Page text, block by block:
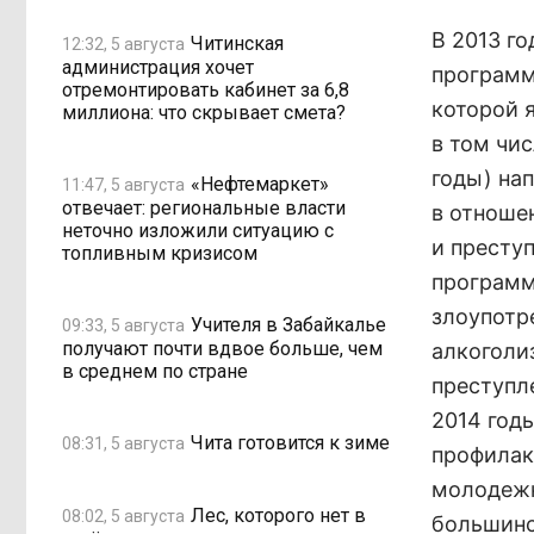
12:32, 5 августа Читинская
администрация хочет
отремонтировать кабинет за 6,8
миллиона: что скрывает смета?
11:47, 5 августа «Нефтемаркет»
отвечает: региональные власти
неточно изложили ситуацию с
топливным кризисом
09:33, 5 августа Учителя в Забайкалье
получают почти вдвое больше, чем
в среднем по стране
08:31, 5 августа Чита готовится к зиме
08:02, 5 августа Лес, которого нет в
В 2013
которой
в том
годы)
в
и
2014